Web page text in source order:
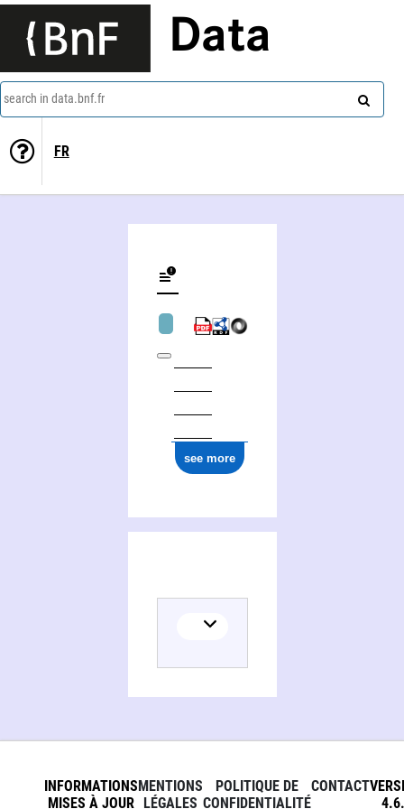
Data
search in data.bnf.fr
FR
see more
INFORMATIONS
MISES À JOUR
MENTIONS
LÉGALES
POLITIQUE DE
CONFIDENTIALITÉ
CONTACT